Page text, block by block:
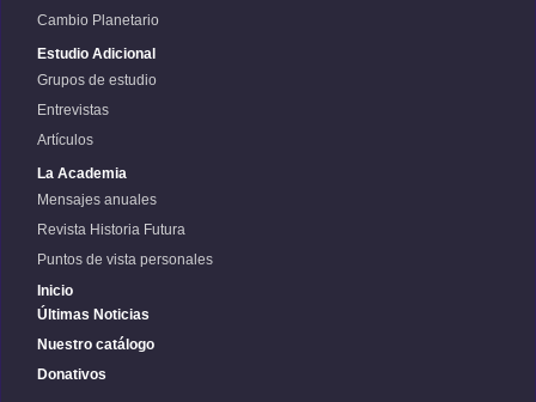
Cambio Planetario
Estudio Adicional
Grupos de estudio
Entrevistas
Artículos
La Academia
Mensajes anuales
Revista Historia Futura
Puntos de vista personales
Inicio
Últimas Noticias
Nuestro catálogo
Donativos